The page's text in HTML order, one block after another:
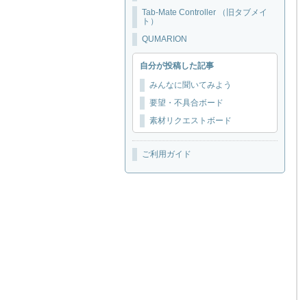
Tab-Mate Controller （旧タブメイ
ト）
QUMARION
自分が投稿した記事
みんなに聞いてみよう
要望・不具合ボード
素材リクエストボード
ご利用ガイド